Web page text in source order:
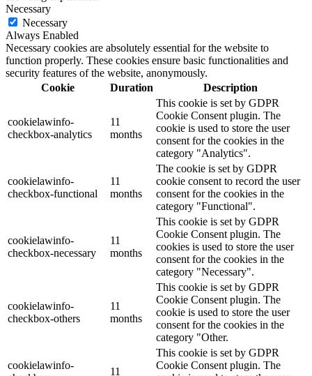
Necessary
Necessary
Always Enabled
Necessary cookies are absolutely essential for the website to
function properly. These cookies ensure basic functionalities and
security features of the website, anonymously.
Cookie
Duration Description
cookielawinfo-
checkbox-analytics
11
months
This cookie is set by GDPR
Cookie Consent plugin. The
cookie is used to store the user
consent for the cookies in the
category "Analytics".
cookielawinfo-
checkbox-functional
11
months
The cookie is set by GDPR
cookie consent to record the user
consent for the cookies in the
category "Functional".
cookielawinfo-
checkbox-necessary
11
months
This cookie is set by GDPR
Cookie Consent plugin. The
cookies is used to store the user
consent for the cookies in the
category "Necessary".
cookielawinfo-
checkbox-others
11
months
This cookie is set by GDPR
Cookie Consent plugin. The
cookie is used to store the user
consent for the cookies in the
category "Other.
cookielawinfo-
11
This cookie is set by GDPR
Cookie Consent plugin. The